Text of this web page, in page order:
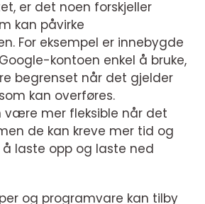
er det noen forskjeller
kan påvirke
For eksempel er innebygde
kontoen enkel å bruke,
begrenset når det gjelder
kan overføres.
være mer fleksible når det
de kan kreve mer tid og
laste opp og laste ned
og programvare kan tilby